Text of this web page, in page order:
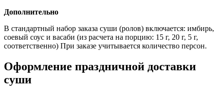
Дополнительно
В стандартный набор заказа суши (ролов) включается: имбирь,
соевый соус и васаби (из расчета на порцию: 15 г, 20 г, 5 г,
соответственно) При заказе учитывается количество персон.
Оформление праздничной доставки
суши